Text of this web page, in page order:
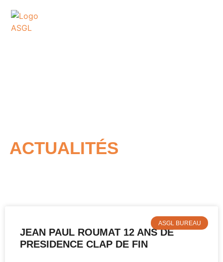
ACTUALITÉS
ASGL BUREAU
JEAN PAUL ROUMAT 12 ANS DE
PRESIDENCE CLAP DE FIN